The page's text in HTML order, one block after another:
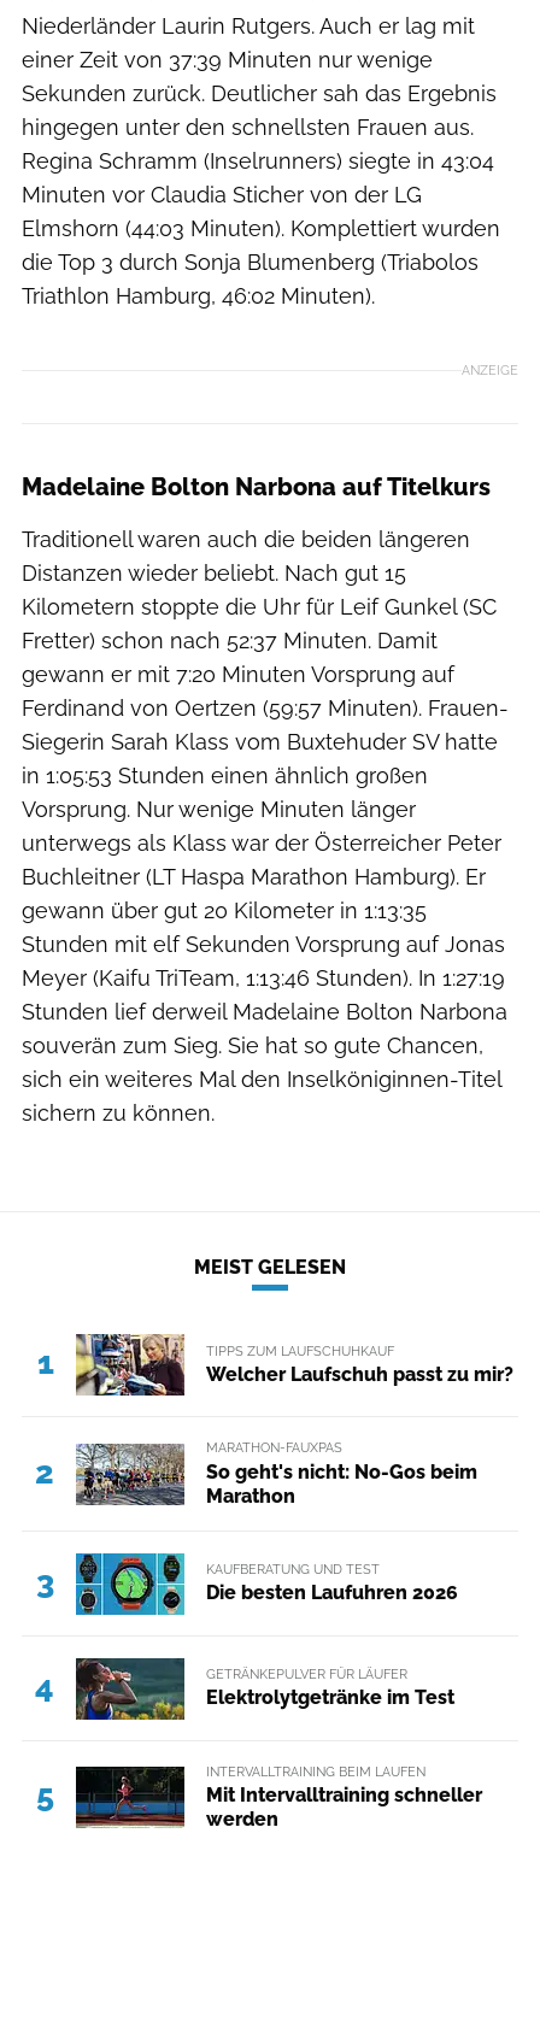
Niederländer Laurin Rutgers. Auch er lag mit
einer Zeit von 37:39 Minuten nur wenige
Sekunden zurück. Deutlicher sah das Ergebnis
hingegen unter den schnellsten Frauen aus.
Regina Schramm (Inselrunners) siegte in 43:04
Minuten vor Claudia Sticher von der LG
Elmshorn (44:03 Minuten). Komplettiert wurden
die Top 3 durch Sonja Blumenberg (Triabolos
Triathlon Hamburg, 46:02 Minuten).
ANZEIGE
Madelaine Bolton Narbona auf Titelkurs
Traditionell waren auch die beiden längeren
Distanzen wieder beliebt. Nach gut 15
Kilometern stoppte die Uhr für Leif Gunkel (SC
Fretter) schon nach 52:37 Minuten. Damit
gewann er mit 7:20 Minuten Vorsprung auf
Ferdinand von Oertzen (59:57 Minuten). Frauen-
Siegerin Sarah Klass vom Buxtehuder SV hatte
in 1:05:53 Stunden einen ähnlich großen
Vorsprung. Nur wenige Minuten länger
unterwegs als Klass war der Österreicher Peter
Buchleitner (LT Haspa Marathon Hamburg). Er
gewann über gut 20 Kilometer in 1:13:35
Stunden mit elf Sekunden Vorsprung auf Jonas
Meyer (Kaifu TriTeam, 1:13:46 Stunden). In 1:27:19
Stunden lief derweil Madelaine Bolton Narbona
souverän zum Sieg. Sie hat so gute Chancen,
sich ein weiteres Mal den Inselköniginnen-Titel
sichern zu können.
MEIST GELESEN
1 TIPPS ZUM LAUFSCHUHKAUF
Welcher Laufschuh passt zu mir?
2
MARATHON-FAUXPAS
So geht's nicht: No-Gos beim
Marathon
3 KAUFBERATUNG UND TEST
Die besten Laufuhren 2026
4 GETRÄNKEPULVER FÜR LÄUFER
Elektrolytgetränke im Test
5
INTERVALLTRAINING BEIM LAUFEN
Mit Intervalltraining schneller
werden